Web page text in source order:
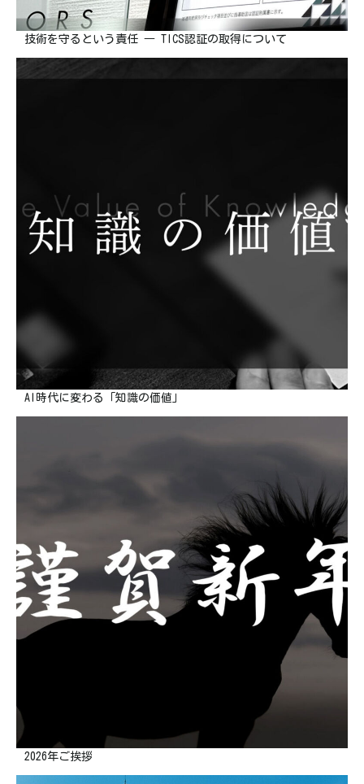
技術を守るという責任 ― TICS認証の取得について
AI時代に変わる「知識の価値」
2026年ご挨拶